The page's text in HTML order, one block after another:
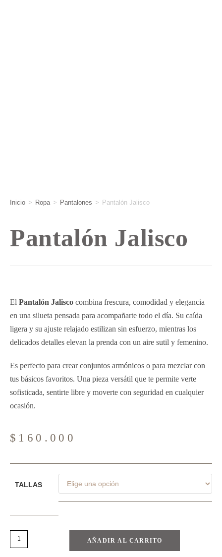
Inicio > Ropa > Pantalones > Pantalón Jalisco
Pantalón Jalisco
El Pantalón Jalisco combina frescura, comodidad y elegancia
en una silueta pensada para acompañarte todo el día. Su caída
ligera y su ajuste relajado estilizan sin esfuerzo, mientras los
delicados detalles elevan la prenda con un aire sutil y femenino.
Es perfecto para crear conjuntos armónicos o para mezclar con
tus básicos favoritos. Una pieza versátil que te permite verte
sofisticada, sentirte libre y moverte con seguridad en cualquier
ocasión.
$ 160.000
TALLAS
AÑADIR AL CARRITO